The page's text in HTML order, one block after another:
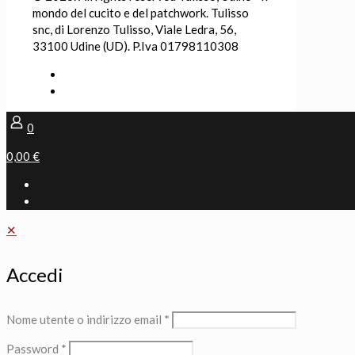
mondo del cucito e del patchwork. Tulisso
snc, di Lorenzo Tulisso, Viale Ledra, 56,
33100 Udine (UD). P.Iva 01798110308
0
0,00 €
✕
Accedi
Nome utente o indirizzo email *
Password *